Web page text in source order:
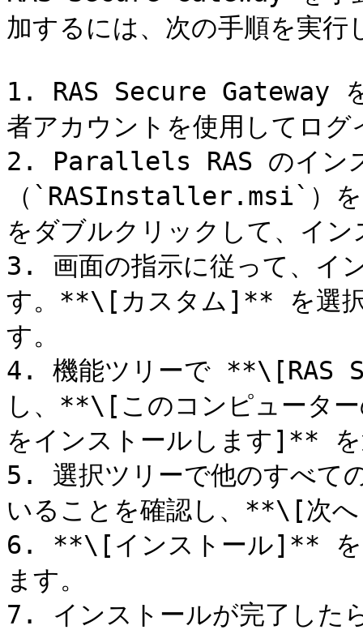
加するには、次の手順を実行
1. RAS Secure Gateway を
者アカウントを使用してログ
2. Parallels RAS のイン
（`RASInstaller.msi`）を
をダブルクリックして、イ
3. 画面の指示に従って、イ
す。**\[カスタム]** を選
す。
4. 機能ツリーで **\[RAS
し、**\[このコンピューター
をインストールします]** を
5. 選択ツリーで他のすべて
いることを確認し、**\[次
6. **\[インストール]** を
ます。
7. インストールが完了し